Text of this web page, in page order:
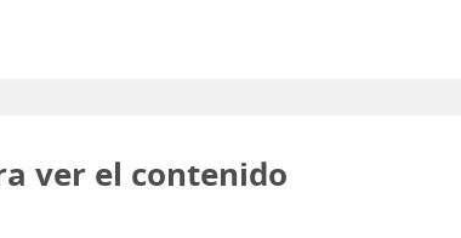
ver el contenido